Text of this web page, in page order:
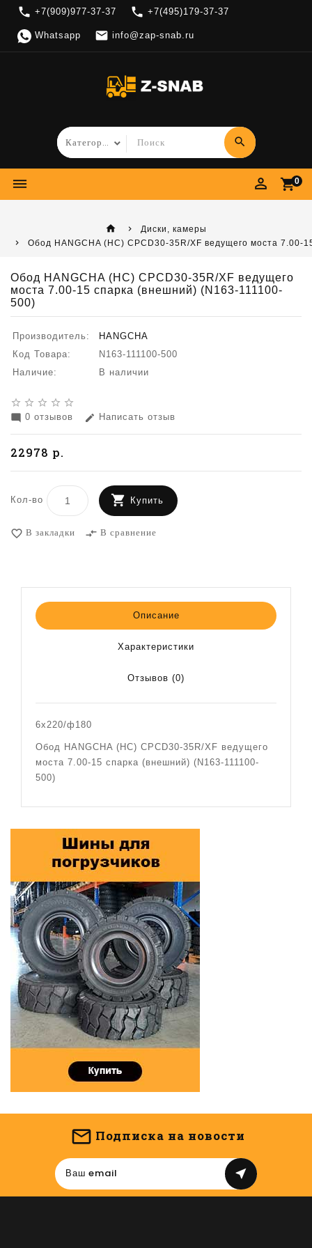
local_phone +7(909)977-37-37 local_phone +7(495)179-37-37
Whatsapp  info@zap-snab.ru
search
perm_identity shopping_cart0
dehaze
home
Диски, камеры
Обод HANGCHA (HC) CPCD30-35R/XF ведущего моста 7.00-
Обод HANGCHA (HC) CPCD30-35R/XF ведущего
моста 7.00-15 спарка (внешний) (N163-111100-
500)
Производитель:
HANGCHA
Код Товара:
N163-111100-500
Наличие:
В наличии
star_border star_border star_border star_border star_border
mode_comment
0 отзывов edit Написать отзыв
22978 р.
Кол-во Купить
favorite_border В закладки compare_arrows В сравнение
Описание
Характеристики
Отзывов (0)
6х220/ф180
Обод HANGCHA (HC) CPCD30-35R/XF ведущего
моста 7.00-15 спарка (внешний) (N163-111100-
500)
Подписка на новости
near_me